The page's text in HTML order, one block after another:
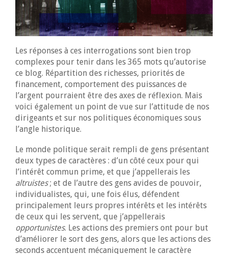
Les réponses à ces interrogations sont bien trop
complexes pour tenir dans les 365 mots qu’autorise
ce blog. Répartition des richesses, priorités de
financement, comportement des puissances de
l’argent pourraient être des axes de réflexion. Mais
voici également un point de vue sur l’attitude de nos
dirigeants et sur nos politiques économiques sous
l’angle historique.
Le monde politique serait rempli de gens présentant
deux types de caractères : d’un côté ceux pour qui
l’intérêt commun prime, et que j’appellerais les
altruistes; et de l’autre des gens avides de pouvoir,
individualistes, qui, une fois élus, défendent
principalement leurs propres intérêts et les intérêts
de ceux qui les servent, que j’appellerais
opportunistes. Les actions des premiers ont pour but
d’améliorer le sort des gens, alors que les actions des
seconds accentuent mécaniquement le caractère